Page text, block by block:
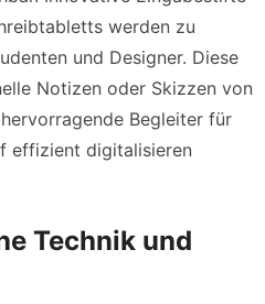
werden zu
und Designer. Diese
Notizen oder Skizzen von
Begleiter für
effizient digitalisieren
Technik und